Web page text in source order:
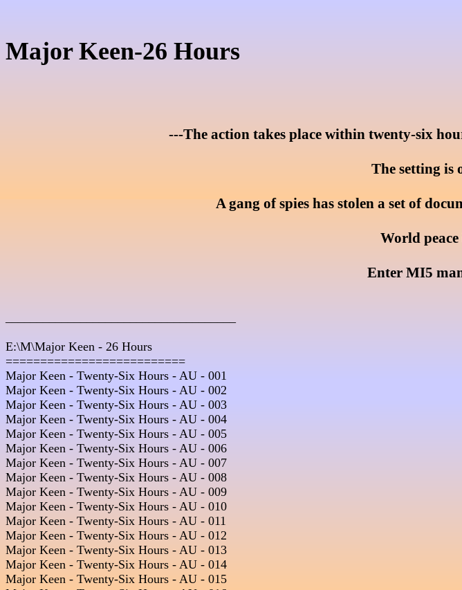
Major Keen-26 Hours
---The action takes place within twenty-six
The setting is
A gang of spies has stolen a set of
World
Enter MI5
E:\M\Major Keen - 26 Hours
==========================
Major Keen - Twenty-Six Hours - AU - 001
Major Keen - Twenty-Six Hours - AU - 002
Major Keen - Twenty-Six Hours - AU - 003
Major Keen - Twenty-Six Hours - AU - 004
Major Keen - Twenty-Six Hours - AU - 005
Major Keen - Twenty-Six Hours - AU - 006
Major Keen - Twenty-Six Hours - AU - 007
Major Keen - Twenty-Six Hours - AU - 008
Major Keen - Twenty-Six Hours - AU - 009
Major Keen - Twenty-Six Hours - AU - 010
Major Keen - Twenty-Six Hours - AU - 011
Major Keen - Twenty-Six Hours - AU - 012
Major Keen - Twenty-Six Hours - AU - 013
Major Keen - Twenty-Six Hours - AU - 014
Major Keen - Twenty-Six Hours - AU - 015